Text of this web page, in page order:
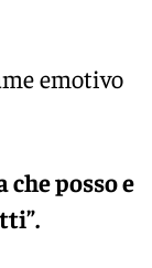
emotivo
posso e